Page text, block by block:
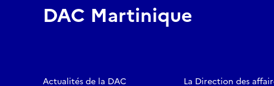
DAC Martinique
Actualités de la DAC
La Direction des